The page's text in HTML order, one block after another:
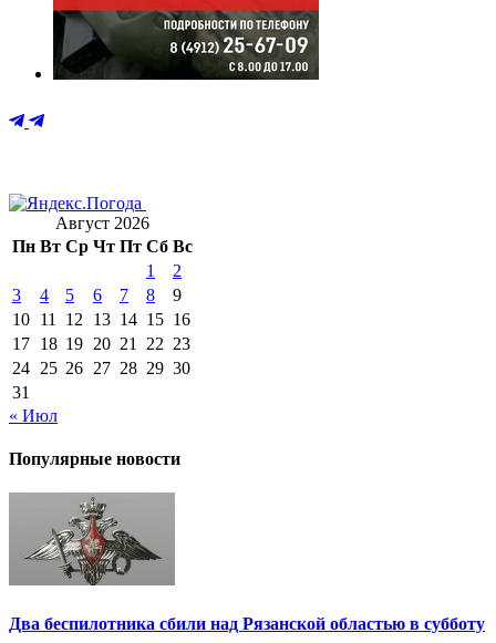
Август 2026
Пн Вт Ср Чт Пт Сб Вс
1
2
3
4 5 6 7 8
9
10 11 12 13 14 15 16
17 18 19 20 21 22 23
24 25 26 27 28 29 30
31
« Июл
Популярные новости
Два беспилотника сбили над Рязанской областью в субботу